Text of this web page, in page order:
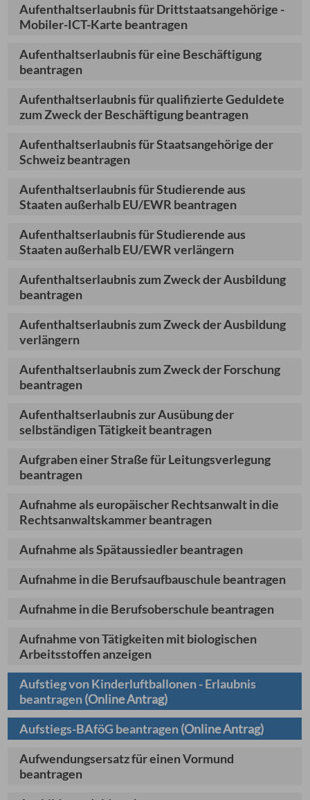
Aufenthaltserlaubnis für Drittstaatsangehörige -
Mobiler-ICT-Karte beantragen
Aufenthaltserlaubnis für eine Beschäftigung
beantragen
Aufenthaltserlaubnis für qualifizierte Geduldete
zum Zweck der Beschäftigung beantragen
Aufenthaltserlaubnis für Staatsangehörige der
Schweiz beantragen
Aufenthaltserlaubnis für Studierende aus
Staaten außerhalb EU/EWR beantragen
Aufenthaltserlaubnis für Studierende aus
Staaten außerhalb EU/EWR verlängern
Aufenthaltserlaubnis zum Zweck der Ausbildung
beantragen
Aufenthaltserlaubnis zum Zweck der Ausbildung
verlängern
Aufenthaltserlaubnis zum Zweck der Forschung
beantragen
Aufenthaltserlaubnis zur Ausübung der
selbständigen Tätigkeit beantragen
Aufgraben einer Straße für Leitungsverlegung
beantragen
Aufnahme als europäischer Rechtsanwalt in die
Rechtsanwaltskammer beantragen
Aufnahme als Spätaussiedler beantragen
Aufnahme in die Berufsaufbauschule beantragen
Aufnahme in die Berufsoberschule beantragen
Aufnahme von Tätigkeiten mit biologischen
Arbeitsstoffen anzeigen
Aufstieg von Kinderluftballonen - Erlaubnis
beantragen(Online Antrag)
Aufstiegs-BAföG beantragen(Online Antrag)
Aufwendungsersatz für einen Vormund
beantragen